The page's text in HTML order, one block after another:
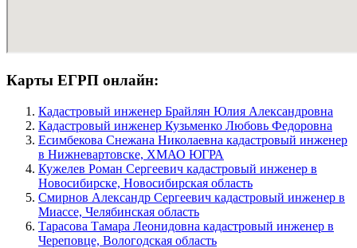
Карты ЕГРП онлайн:
Кадастровый инженер Брайлян Юлия Александровна
Кадастровый инженер Кузьменко Любовь Федоровна
Есимбекова Снежана Николаевна кадастровый инженер
в Нижневартовске, ХМАО ЮГРА
Кужелев Роман Сергеевич кадастровый инженер в
Новосибирске, Новосибирская область
Смирнов Александр Сергеевич кадастровый инженер в
Миассе, Челябинская область
Тарасова Тамара Леонидовна кадастровый инженер в
Череповце, Вологодская область